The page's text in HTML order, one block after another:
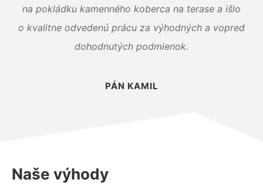
na pokládku kamenného koberca na terase a išlo
o kvalitne odvedenú prácu za výhodných a vopred
dohodnutých podmienok.
PÁN KAMIL
Naše výhody